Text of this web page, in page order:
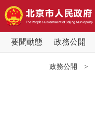
要聞動態 政務公開
政務公開 >